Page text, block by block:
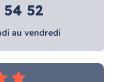
54 52
au vendredi
star